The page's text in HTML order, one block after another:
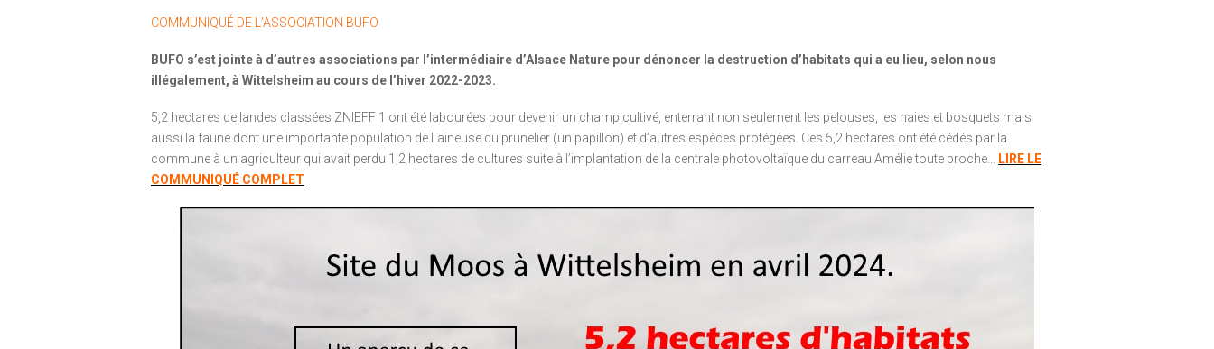
COMMUNIQUÉ DE L’ASSOCIATION BUFO
BUFO s’est jointe à d’autres associations par l’intermédiaire d’Alsace Nature pour dénoncer la destruction d’habitats qui a eu lieu, selon nous
illégalement, à Wittelsheim au cours de l’hiver 2022-2023.
5,2 hectares de landes classées ZNIEFF 1 ont été labourées pour devenir un champ cultivé, enterrant non seulement les pelouses, les haies et bosquets mais
aussi la faune dont une importante population de Laineuse du prunelier (un papillon) et d’autres espèces protégées. Ces 5,2 hectares ont été cédés par la
commune à un agriculteur qui avait perdu 1,2 hectares de cultures suite à l’implantation de la centrale photovoltaïque du carreau Amélie toute proche…
LIRE LE
COMMUNIQUÉ COMPLET